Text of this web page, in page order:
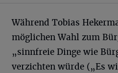
Während Tobias
möglichen Wahl zum
„sinnfreie Dinge wie
verzichten würde („Es